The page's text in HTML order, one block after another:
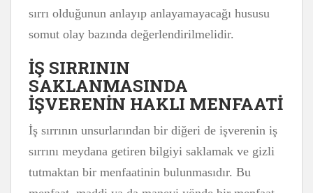
sırrı olduğunun anlayıp anlayamayacağı hususu
somut olay bazında değerlendirilmelidir.
İŞ SIRRININ
SAKLANMASINDA
İŞVERENİN HAKLI MENFAATİ
İş sırrının unsurlarından bir diğeri de işverenin iş
sırrını meydana getiren bilgiyi saklamak ve gizli
tutmaktan bir menfaatinin bulunmasıdır. Bu